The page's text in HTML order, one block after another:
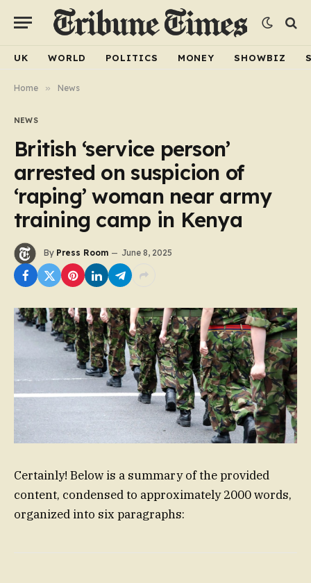
UK WORLD POLITICS MONEY SHOWBIZ
Home » News
NEWS
British ‘service person’
arrested on suspicion of
‘raping’ woman near army
training camp in Kenya
By Press Room June 8, 2025
Certainly! Below is a summary of the provided
content, condensed to approximately 2000 words,
organized into six paragraphs: